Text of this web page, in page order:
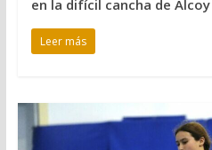
en la difícil cancha de Alcoy
Leer más